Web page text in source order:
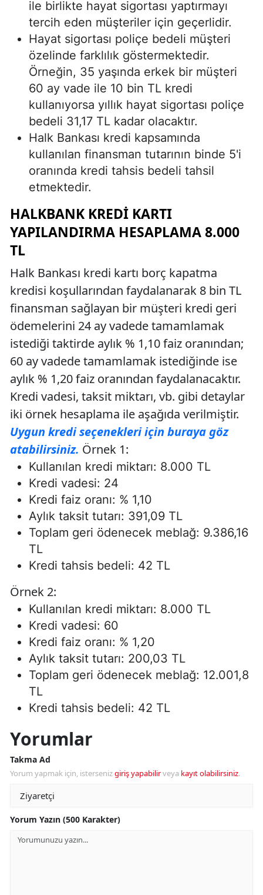
ile birlikte hayat sigortası yaptırmayı
tercih eden müşteriler için geçerlidir.
Hayat sigortası poliçe bedeli müşteri
özelinde farklılık göstermektedir.
Örneğin, 35 yaşında erkek bir müşteri
60 ay vade ile 10 bin TL kredi
kullanıyorsa yıllık hayat sigortası poliçe
bedeli 31,17 TL kadar olacaktır.
Halk Bankası kredi kapsamında
kullanılan finansman tutarının binde 5'i
oranında kredi tahsis bedeli tahsil
etmektedir.
HALKBANK KREDI KARTI
YAPILANDIRMA HESAPLAMA 8.000
TL
Halk Bankası kredi kartı borç kapatma
kredisi koşullarından faydalanarak 8 bin TL
finansman sağlayan bir müşteri kredi geri
ödemelerini 24 ay vadede tamamlamak
istediği taktirde aylık % 1,10 faiz oranından;
60 ay vadede tamamlamak istediğinde ise
aylık % 1,20 faiz oranından faydalanacaktır.
Kredi vadesi, taksit miktarı, vb. gibi detaylar
iki örnek hesaplama ile aşağıda verilmiştir.
Uygun kredi seçenekleri için buraya göz
atabilirsiniz. Örnek 1:
Kullanılan kredi miktarı: 8.000 TL
Kredi vadesi: 24
Kredi faiz oranı: % 1,10
Aylık taksit tutarı: 391,09 TL
Toplam geri ödenecek meblağ: 9.386,16
TL
Kredi tahsis bedeli: 42 TL
Örnek 2:
Kullanılan kredi miktarı: 8.000 TL
Kredi vadesi: 60
Kredi faiz oranı: % 1,20
Aylık taksit tutarı: 200,03 TL
Toplam geri ödenecek meblağ: 12.001,8
TL
Kredi tahsis bedeli: 42 TL
Yorumlar
Takma Ad
Yorum yapmak için, istersenizgiriş yapabilirveya kayıt olabilirsiniz.
Yorum Yazın (500 Karakter)